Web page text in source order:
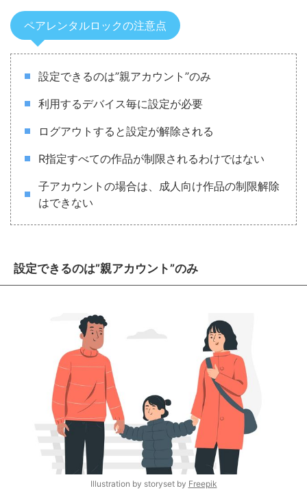
ペアレンタルロックの注意点
設定できるのは”親アカウント”のみ
利用するデバイス毎に設定が必要
ログアウトすると設定が解除される
R指定すべての作品が制限されるわけではない
子アカウントの場合は、成人向け作品の制限解除
はできない
設定できるのは”親アカウント”のみ
Illustration by storyset by Freepik